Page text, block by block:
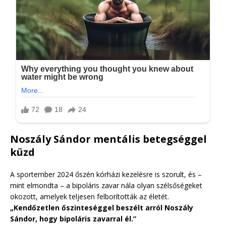
Noszály Sándor mentális betegséggel
küzd
A sportember 2024 őszén kórházi kezelésre is szorult, és –
mint elmondta – a bipoláris zavar nála olyan szélsőségeket
okozott, amelyek teljesen felborították az életét.
„Kendőzetlen őszinteséggel beszélt arról Noszály
Sándor, hogy bipoláris zavarral él.”